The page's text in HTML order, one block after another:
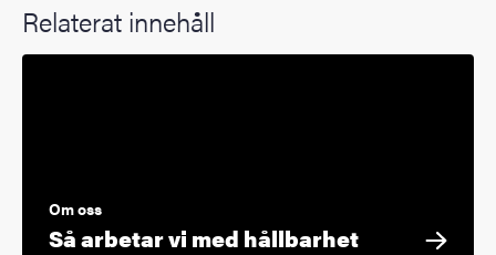
Relaterat innehåll
Om oss
Så arbetar vi med hållbarhet